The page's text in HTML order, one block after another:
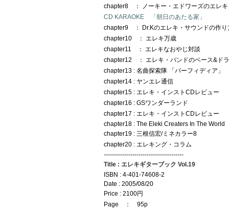
chapter8 ： ノーキー・エドワーズのエレキ
CD KARAOKE 「朝日のあたる家」
chapter9 ： Dr.Kのエレキ・サウンドの作り
chapter10 ： エレキ万歳
chapter11 ： エレキなおやじ対談
chapter12 ： エレキ・バンドのベース&ド
chapter13 : 名曲探索隊 「パーフィディア」
chapter14 : ヤンエレ通信
chapter15 : エレキ・インストCDレビュー
chapter16 : GSワンダーランド
chapter17 : エレキ・インストCDレビュー
chapter18 : The Eleki Creaters In The World
chapter19 : 三根信宏/ミネカラー8
chapter20 : エレキング・コラム
---------------------------------------
Title : エレキギターブック Vol.19
ISBN : 4-401-74608-2
Date : 2005/08/20
Price : 2100円
Page ： 95p